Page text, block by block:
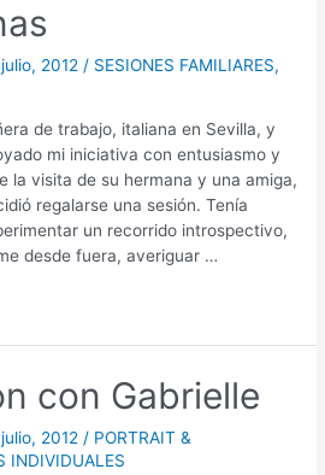
2012 / SESIONES FAMILIARES,
de trabajo, italiana en Sevilla, y
mi iniciativa con entusiasmo y
la visita de su hermana y una amiga,
regalarse una sesión. Tenía
un recorrido introspectivo,
desde fuera, averiguar …
con Gabrielle
2012 / PORTRAIT &
INDIVIDUALES